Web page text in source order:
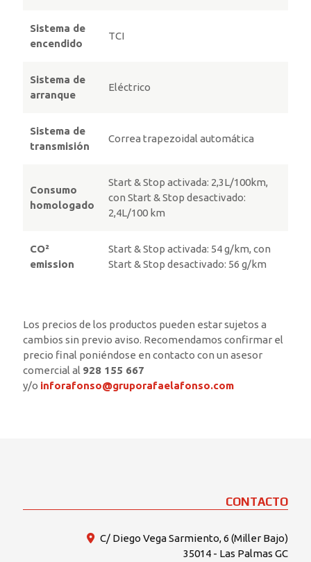
Sistema de
encendido
TCI
Sistema de
arranque
Eléctrico
Sistema de
transmisión
Correa trapezoidal automática
Consumo
homologado
Start & Stop activada: 2,3L/100km,
con Start & Stop desactivado:
2,4L/100 km
CO²
emission
Start & Stop activada: 54 g/km, con
Start & Stop desactivado: 56 g/km
Los precios de los productos pueden estar sujetos a
cambios sin previo aviso. Recomendamos confirmar el
precio final poniéndose en contacto con un asesor
comercial al 928 155 667
y/o inforafonso@gruporafaelafonso.com
CONTACTO
C/ Diego Vega Sarmiento, 6 (Miller Bajo)
35014 - Las Palmas GC